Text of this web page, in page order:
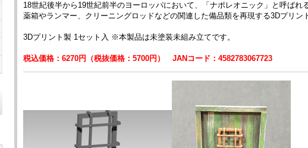
18世紀後半から19世紀前半のヨーロッパにおいて、「ナポレオニック」と呼ば
薬箱やランマー、クリーニングロッドなどの関連した備品類を再現する3Dプリン
3Dプリント製 1セット入 ※本製品は未塗装未組み立てです。
税込価格：6270円（税抜価格：5700円） JANコード：4582783067723